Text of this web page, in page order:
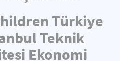
Türkiye
Teknik
Ekonomi